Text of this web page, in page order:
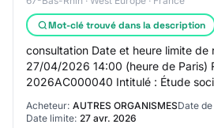
Mot-clé trouvé dans la description
consultation Date et heure limite de
27/04/2026 14:00 (heure de Paris)
2026AC000040 Intitulé : Étude
Acheteur: AUTRES ORGANISMESDate
Date limite: 27 avr. 2026